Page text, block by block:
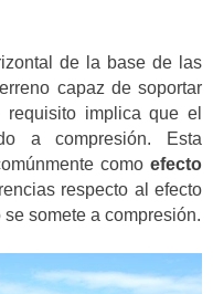
de la base de las
capaz de soportar
requisito implica que el
a compresión. Esta
como efecto
respecto al efecto
somete a compresión.